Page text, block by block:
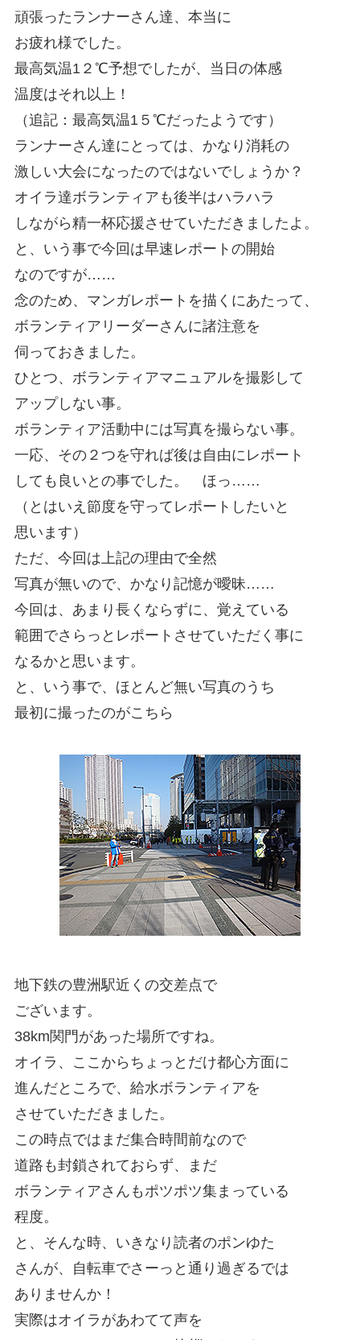
頑張ったランナーさん達、本当に
お疲れ様でした。
最高気温1２℃予想でしたが、当日の体感
温度はそれ以上！
（追記：最高気温1５℃だったようです）
ランナーさん達にとっては、かなり消耗の
激しい大会になったのではないでしょうか？
オイラ達ボランティアも後半はハラハラ
しながら精一杯応援させていただきましたよ。
と、いう事で今回は早速レポートの開始
なのですが……
念のため、マンガレポートを描くにあたって、
ボランティアリーダーさんに諸注意を
伺っておきました。
ひとつ、ボランティアマニュアルを撮影して
アップしない事。
ボランティア活動中には写真を撮らない事。
一応、その２つを守れば後は自由にレポート
しても良いとの事でした。 ほっ……
（とはいえ節度を守ってレポートしたいと
思います）
ただ、今回は上記の理由で全然
写真が無いので、かなり記憶が曖昧……
今回は、あまり長くならずに、覚えている
範囲でさらっとレポートさせていただく事に
なるかと思います。
と、いう事で、ほとんど無い写真のうち
最初に撮ったのがこちら
地下鉄の豊洲駅近くの交差点で
ございます。
38km関門があった場所ですね。
オイラ、ここからちょっとだけ都心方面に
進んだところで、給水ボランティアを
させていただきました。
この時点ではまだ集合時間前なので
道路も封鎖されておらず、まだ
ボランティアさんもポツポツ集まっている
程度。
と、そんな時、いきなり読者のポンゆた
さんが、自転車でさーっと通り過ぎるでは
ありませんか！
実際はオイラがあわてて声を